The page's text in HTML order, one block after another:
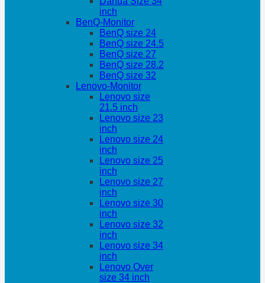
inch
BenQ-Monitor
BenQ size 24
BenQ size 24.5
BenQ size 27
BenQ size 28.2
BenQ size 32
Lenovo-Monitor
Lenovo size
21.5 inch
Lenovo size 23
inch
Lenovo size 24
inch
Lenovo size 25
inch
Lenovo size 27
inch
Lenovo size 30
inch
Lenovo size 32
inch
Lenovo size 34
inch
Lenovo Over
size 34 inch